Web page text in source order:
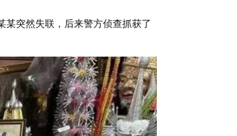
某突然失联，后来警方侦查抓获了